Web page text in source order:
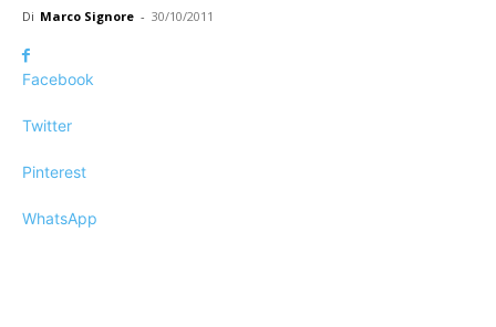
Di Marco Signore - 30/10/2011
Facebook
Twitter
Pinterest
WhatsApp